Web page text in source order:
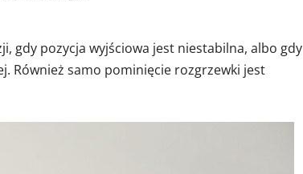
gdy pozycja wyjściowa jest niestabilna, albo gdy
Również samo pominięcie rozgrzewki jest